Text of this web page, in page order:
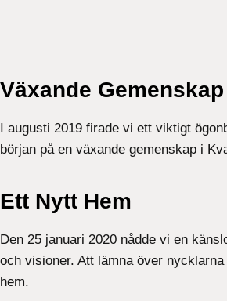
Växande Gemenskap
I augusti 2019 firade vi ett viktigt
början på en växande gemenskap i
Ett Nytt Hem
Den 25 januari 2020 nådde vi en
och visioner. Att lämna över
hem.